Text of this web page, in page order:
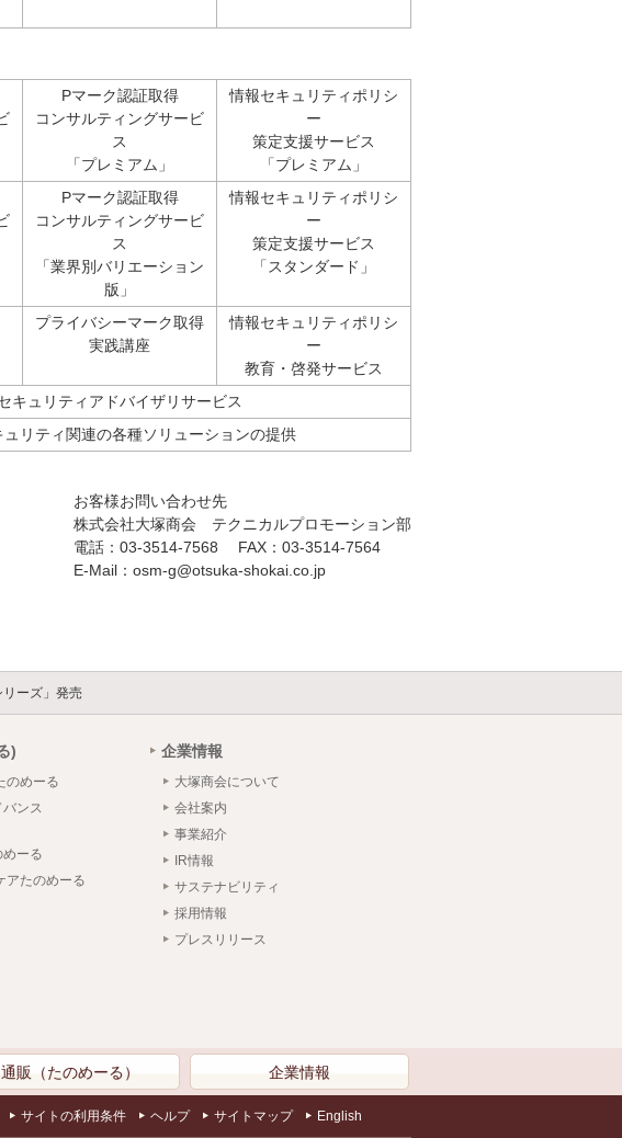
Pマーク認証取得
コンサルティングサービ
ス
「プレミアム」
情報セキュリティポリシ
ー
策定支援サービス
「プレミアム」
Pマーク認証取得
コンサルティングサービ
ス
「業界別バリエーション
版」
情報セキュリティポリシ
ー
策定支援サービス
「スタンダード」
プライバシーマーク取得
実践講座
情報セキュリティポリシ
ー
教育・啓発サービス
キュリティアドバイザリサービス
ュリティ関連の各種ソリューションの提供
お客様お問い合わせ先
株式会社大塚商会 テクニカルプロモーション部
電話：03-3514-7568 FAX：03-3514-7564
E-Mail：osm-g@otsuka-shokai.co.jp
ーズ」発売
)
のめーる
ンス
ーる
アたのめーる
企業情報
大塚商会について
会社案内
事業紹介
IR情報
サステナビリティ
採用情報
プレスリリース
通販（たのめーる） 企業情報
サイトの利用条件 ヘルプ サイトマップ English